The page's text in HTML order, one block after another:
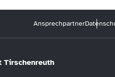
Ansprechpartner
Tirschenreuth